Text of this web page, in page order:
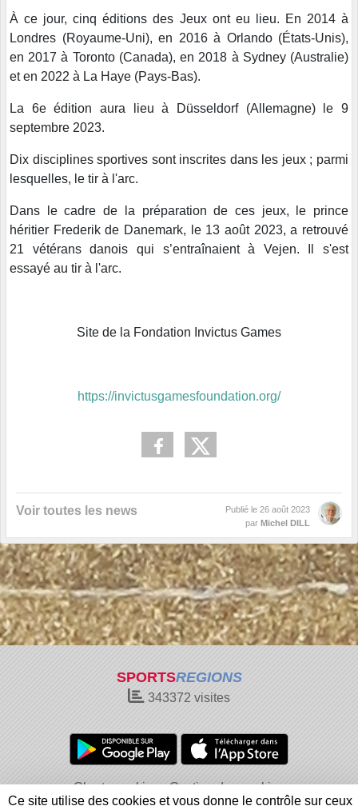
À ce jour, cinq éditions des Jeux ont eu lieu. En 2014 à
Londres (Royaume-Uni), en 2016 à Orlando (États-Unis),
en 2017 à Toronto (Canada), en 2018 à Sydney (Australie)
et en 2022 à La Haye (Pays-Bas).
La 6e édition aura lieu à Düsseldorf (Allemagne) le 9
septembre 2023.
Dix disciplines sportives sont inscrites dans les jeux ; parmi
lesquelles, le tir à l'arc.
Dans le cadre de la préparation de ces jeux, le prince
héritier Frederik de Danemark, le 13 août 2023, a retrouvé
21 vétérans danois qui s’entraînaient à Vejen. Il s'est
essayé au tir à l'arc.
Site de la Fondation Invictus Games
https://invictusgamesfoundation.org/
Voir toutes les news Publié le 26 août 2023
par Michel DILL
SPORTSREGIONS
343372 visites
Charte cookies
Gestion des cookies
Ce site utilise des cookies et vous donne le contrôle sur ceux